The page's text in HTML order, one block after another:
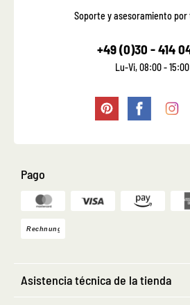
Soporte y asesoramiento
+49 (0)30 - 414
Lu-Vi, 08:00 -
Pago
Asistencia técnica de la tienda